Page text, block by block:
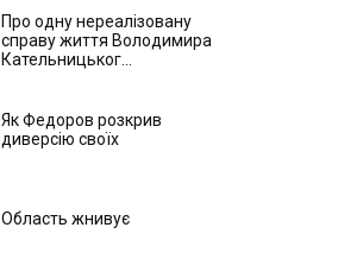
Про одну нереалізовану
справу життя Володимира
Кательницьког...
Як Федоров розкрив
диверсію своїх
Область жнивує